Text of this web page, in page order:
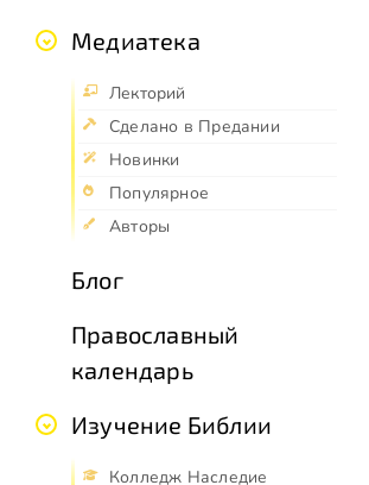
Медиатека
Лекторий
Сделано в Предании
Новинки
Популярное
Авторы
Блог
Православный
календарь
Изучение Библии
Колледж Наследие